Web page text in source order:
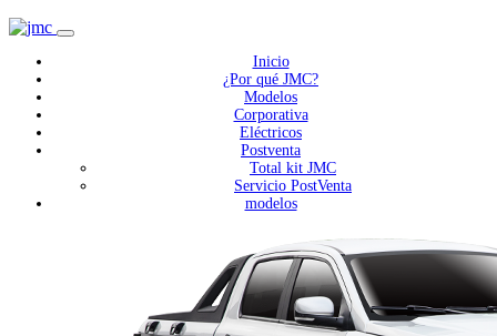
Inicio
¿Por qué JMC?
Modelos
Corporativa
Eléctricos
Postventa
Total kit JMC
Servicio PostVenta
modelos